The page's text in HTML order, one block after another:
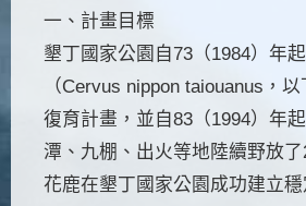
一、計畫目標
墾丁國家公園自73（1984）年
（Cervus nippon taiouanus，
復育計畫，並自83（1994）年
潭、九棚、出火等地陸續野放
花鹿在墾丁國家公園成功建立